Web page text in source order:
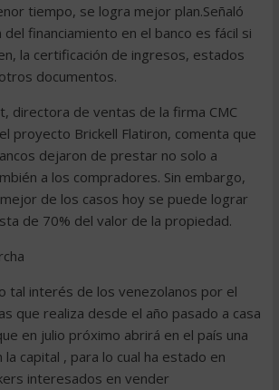
tiempo, se logra mejor plan.Señaló
financiamiento en el banco es fácil si
la certificación de ingresos, estados
documentos.
directora de ventas de la firma CMC
proyecto Brickell Flatiron, comenta que
dejaron de prestar no solo a
a los compradores. Sin embargo,
de los casos hoy se puede lograr
de 70% del valor de la propiedad.
tal interés de los venezolanos por el
que realiza desde el año pasado a casa
en julio próximo abrirá en el país una
capital , para lo cual ha estado en
interesados en vender